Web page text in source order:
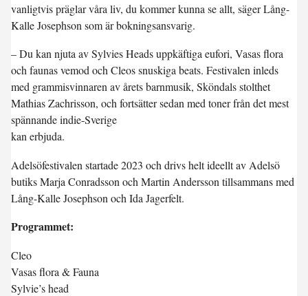
vanligtvis präglar våra liv, du kommer kunna se allt, säger Lång-
Kalle Josephson som är bokningsansvarig.
– Du kan njuta av Sylvies Heads uppkäftiga eufori, Vasas flora
och faunas vemod och Cleos snuskiga beats. Festivalen inleds
med grammisvinnaren av årets barnmusik, Sköndals stolthet
Mathias Zachrisson, och fortsätter sedan med toner från det mest
spännande indie-Sverige
kan erbjuda.
Adelsöfestivalen startade 2023 och drivs helt ideellt av Adelsö
butiks Marja Conradsson och Martin Andersson tillsammans med
Lång-Kalle Josephson och Ida Jagerfelt.
Programmet:
Cleo
Vasas flora & Fauna
Sylvie’s head